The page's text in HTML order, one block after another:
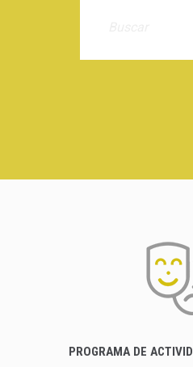
PROGRAMA DE